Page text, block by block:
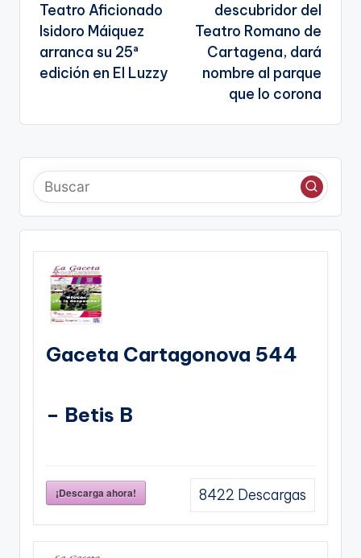
entradas
Teatro Aficionado
Isidoro Máiquez
arranca su 25ª
edición en El Luzzy
descubridor del
Teatro Romano de
Cartagena, dará
nombre al parque
que lo corona
Gaceta Cartagonova 544
– Betis B
¡Descarga ahora! 8422 Descargas